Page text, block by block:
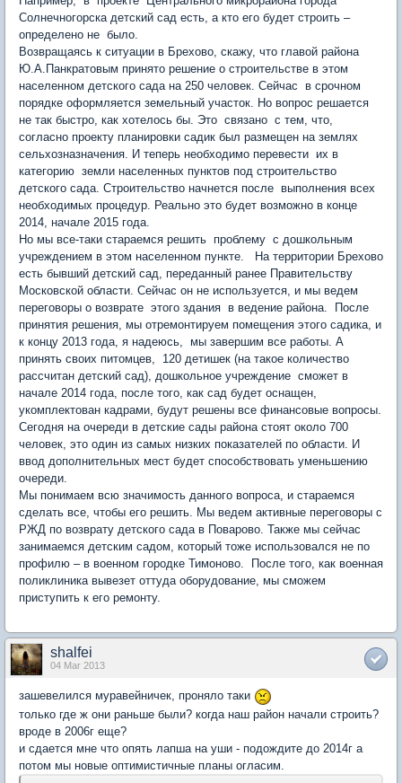
Солнечногорска детский сад есть, а кто его будет строить –
определено не было.
Возвращаясь к ситуации в Брехово, скажу, что главой района
Ю.А.Панкратовым принято решение о строительстве в этом
населенном детского сада на 250 человек. Сейчас в срочном
порядке оформляется земельный участок. Но вопрос решается
не так быстро, как хотелось бы. Это связано с тем, что,
согласно проекту планировки садик был размещен на землях
сельхозназначения. И теперь необходимо перевести их в
категорию земли населенных пунктов под строительство
детского сада. Строительство начнется после выполнения всех
необходимых процедур. Реально это будет возможно в конце
2014, начале 2015 года.
Но мы все-таки стараемся решить проблему с дошкольным
учреждением в этом населенном пункте. На территории Брехово
есть бывший детский сад, переданный ранее Правительству
Московской области. Сейчас он не используется, и мы ведем
переговоры о возврате этого здания в ведение района. После
принятия решения, мы отремонтируем помещения этого садика, и
к концу 2013 года, я надеюсь, мы завершим все работы. А
принять своих питомцев, 120 детишек (на такое количество
рассчитан детский сад), дошкольное учреждение сможет в
начале 2014 года, после того, как сад будет оснащен,
укомплектован кадрами, будут решены все финансовые вопросы.
Сегодня на очереди в детские сады района стоят около 700
человек, это один из самых низких показателей по области. И
ввод дополнительных мест будет способствовать уменьшению
очереди.
Мы понимаем всю значимость данного вопроса, и стараемся
сделать все, чтобы его решить. Мы ведем активные переговоры с
РЖД по возврату детского сада в Поварово. Также мы сейчас
занимаемся детским садом, который тоже использовался не по
профилю – в военном городке Тимоново. После того, как военная
поликлиника вывезет оттуда оборудование, мы сможем
приступить к его ремонту.
shalfei
04 Mar 2013
зашевелился муравейничек, проняло таки
только где ж они раньше были? когда наш район начали строить?
вроде в 2006г еще?
и сдается мне что опять лапша на уши - подождите до 2014г а
потом мы новые оптимистичные планы огласим.